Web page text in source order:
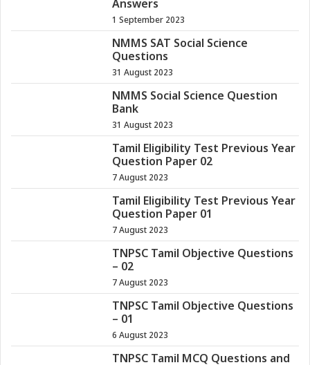
Answers
1 September 2023
NMMS SAT Social Science
Questions
31 August 2023
NMMS Social Science Question
Bank
31 August 2023
Tamil Eligibility Test Previous Year
Question Paper 02
7 August 2023
Tamil Eligibility Test Previous Year
Question Paper 01
7 August 2023
TNPSC Tamil Objective Questions
– 02
7 August 2023
TNPSC Tamil Objective Questions
– 01
6 August 2023
TNPSC Tamil MCQ Questions and